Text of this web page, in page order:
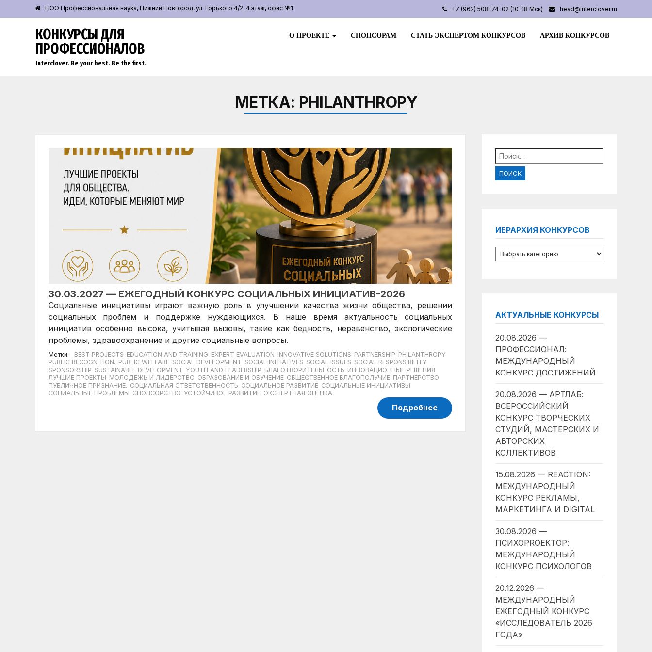
НОО Профессиональная наука, Нижний Новгород, ул. Горького 4/2, 4 этаж, офис №1 +7 (962) 508-74-02 (10-18 Мск) head@interclover.ru
КОНКУРСЫ ДЛЯ
ПРОФЕССИОНАЛОВ
Interclover. Be your best. Be the first.
О ПРОЕКТЕ СПОНСОРАМ СТАТЬ ЭКСПЕРТОМ КОНКУРСОВ АРХИВ КОНКУРСОВ
МЕТКА: PHILANTHROPY
30.03.2027 — ЕЖЕГОДНЫЙ КОНКУРС СОЦИАЛЬНЫХ ИНИЦИАТИВ-2026
Социальные инициативы играют важную роль в улучшении качества жизни общества, решении
социальных проблем и поддержке нуждающихся. В наше время актуальность социальных
инициатив особенно высока, учитывая вызовы, такие как бедность, неравенство, экологические
проблемы, здравоохранение и другие социальные вопросы.
Метки: BEST PROJECTS EDUCATION AND TRAINING EXPERT EVALUATION INNOVATIVE SOLUTIONS PARTNERSHIP PHILANTHROPY
PUBLIC RECOGNITION. PUBLIC WELFARE SOCIAL DEVELOPMENT SOCIAL INITIATIVES SOCIAL ISSUES SOCIAL RESPONSIBILITY
SPONSORSHIP SUSTAINABLE DEVELOPMENT YOUTH AND LEADERSHIP БЛАГОТВОРИТЕЛЬНОСТЬ ИННОВАЦИОННЫЕ РЕШЕНИЯ
ЛУЧШИЕ ПРОЕКТЫ МОЛОДЕЖЬ И ЛИДЕРСТВО ОБРАЗОВАНИЕ И ОБУЧЕНИЕ ОБЩЕСТВЕННОЕ БЛАГОПОЛУЧИЕ ПАРТНЕРСТВО
ПУБЛИЧНОЕ ПРИЗНАНИЕ. СОЦИАЛЬНАЯ ОТВЕТСТВЕННОСТЬ СОЦИАЛЬНОЕ РАЗВИТИЕ СОЦИАЛЬНЫЕ ИНИЦИАТИВЫ
СОЦИАЛЬНЫЕ ПРОБЛЕМЫ СПОНСОРСТВО УСТОЙЧИВОЕ РАЗВИТИЕ ЭКСПЕРТНАЯ ОЦЕНКА
Подробнее
Найти:
ИЕРАРХИЯ КОНКУРСОВ
АКТУАЛЬНЫЕ КОНКУРСЫ
20.08.2026 —
ПРОФЕССИОНАЛ:
МЕЖДУНАРОДНЫЙ
КОНКУРС ДОСТИЖЕНИЙ
20.08.2026 — АРТЛАБ:
ВСЕРОССИЙСКИЙ
КОНКУРС ТВОРЧЕСКИХ
СТУДИЙ, МАСТЕРСКИХ И
АВТОРСКИХ
КОЛЛЕКТИВОВ
15.08.2026 — REACTION:
МЕЖДУНАРОДНЫЙ
КОНКУРС РЕКЛАМЫ,
МАРКЕТИНГА И DIGITAL
30.08.2026 —
ПСИХОPROЕКТОР:
МЕЖДУНАРОДНЫЙ
КОНКУРС ПСИХОЛОГОВ
20.12.2026 —
МЕЖДУНАРОДНЫЙ
ЕЖЕГОДНЫЙ КОНКУРС
«ИССЛЕДОВАТЕЛЬ 2026
ГОДА»